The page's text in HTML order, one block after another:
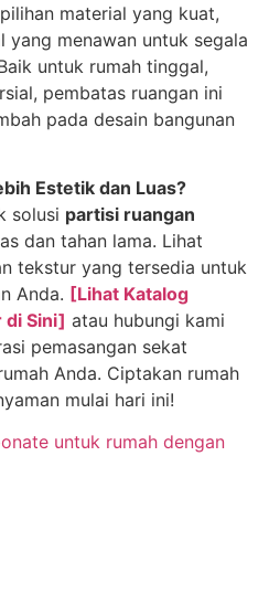
material yang kuat,
yang menawan untuk segala
untuk rumah tinggal,
pembatas ruangan ini
pada desain bangunan
Estetik dan Luas?
solusi partisi ruangan
dan tahan lama. Lihat
tekstur yang tersedia untuk
Anda. [Lihat Katalog
di Sini] atau hubungi kami
pemasangan sekat
Anda. Ciptakan rumah
mulai hari ini!
untuk rumah dengan